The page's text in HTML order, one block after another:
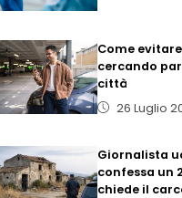
Come
cercando
città
26 Luglio
Giornalista
confessa un
chiede il